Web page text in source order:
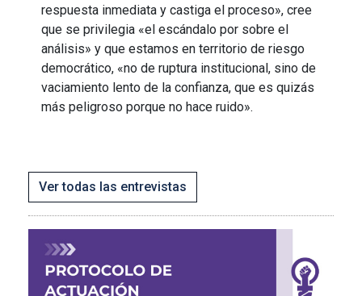
respuesta inmediata y castiga el proceso», cree
que se privilegia «el escándalo por sobre el
análisis» y que estamos en territorio de riesgo
democrático, «no de ruptura institucional, sino de
vaciamiento lento de la confianza, que es quizás
más peligroso porque no hace ruido».
Ver todas las entrevistas
Imagen